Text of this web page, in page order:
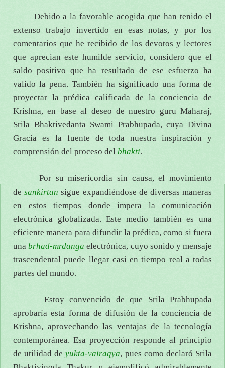
Debido a la favorable acogida que han tenido el
extenso trabajo invertido en esas notas, y por los
comentarios que he recibido de los devotos y lectores
que aprecian este humilde servicio, considero que el
saldo positivo que ha resultado de ese esfuerzo ha
valido la pena. También ha significado una forma de
proyectar la prédica calificada de la conciencia de
Krishna, en base al deseo de nuestro guru Maharaj,
Srila Bhaktivedanta Swami Prabhupada, cuya Divina
Gracia es la fuente de toda nuestra inspiración y
comprensión del proceso del bhakti.
Por su misericordia sin causa, el movimiento
desankirtan sigue expandiéndose de diversas maneras
en estos tiempos donde impera la comunicación
electrónica globalizada. Este medio también es una
eficiente manera para difundir la prédica, como si fuera
unabrhad-mrdanga electrónica, cuyo sonido y mensaje
trascendental puede llegar casi en tiempo real a todas
partes del mundo.
Estoy convencido de que Srila Prabhupada
aprobaría esta forma de difusión de la conciencia de
Krishna, aprovechando las ventajas de la tecnología
contemporánea. Esa proyección responde al principio
de utilidad deyukta-vairagya, pues como declaró Srila